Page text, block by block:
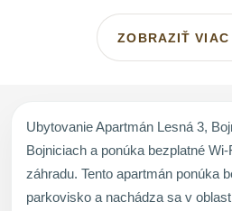
ZOBRAZIŤ
Ubytovanie Apartmán Lesná 3,
Bojniciach a ponúka bezplatné
záhradu. Tento apartmán ponúka
parkovisko a nachádza sa v